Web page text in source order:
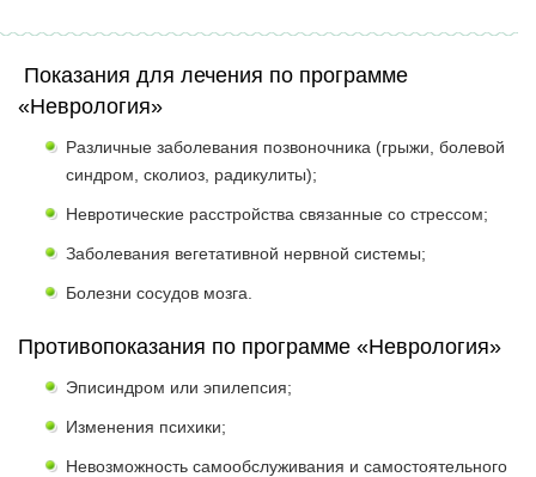
Показания для лечения по программе
«Неврология»
Различные заболевания позвоночника (грыжи, болевой
синдром, сколиоз, радикулиты);
Невротические расстройства связанные со стрессом;
Заболевания вегетативной нервной системы;
Болезни сосудов мозга.
Противопоказания по программе «Неврология»
Эписиндром или эпилепсия;
Изменения психики;
Невозможность самообслуживания и самостоятельного